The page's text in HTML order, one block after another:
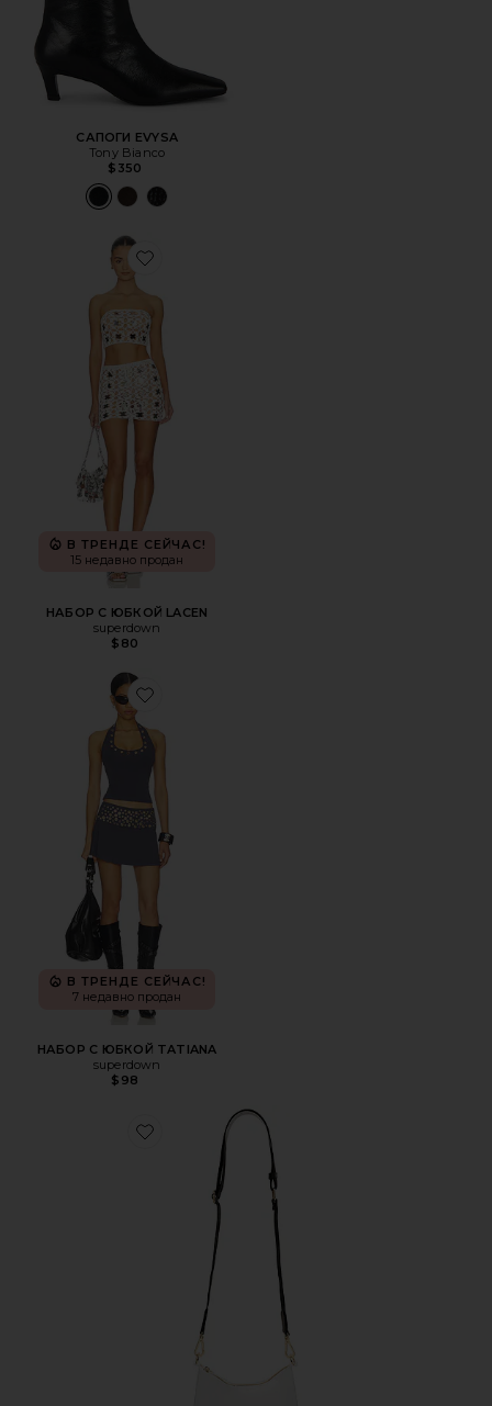
САПОГИ EVYSA
Tony Bianco
$350
Favorite НАБОР С ЮБКОЙ LACEN
В ТРЕНДЕ СЕЙЧАС!
15 недавно продан
НАБОР С ЮБКОЙ LACEN
superdown
$80
Favorite НАБОР С ЮБКОЙ TATIANA
В ТРЕНДЕ СЕЙЧАС!
7 недавно продан
НАБОР С ЮБКОЙ TATIANA
superdown
$98
Favorite ПРОЗРАЧНАЯ ИЗОГНУТАЯ СУМКА-КРОССБОДИ